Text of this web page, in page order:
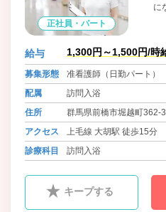
正社員・パート
に
給与 1,300円～1,500円/時
募集形態
准看護師（日勤パート）
配属
訪問入浴
住所
群馬県前橋市堀越町362-3
アクセス
上毛線 大胡駅 徒歩15分
診療科目
訪問入浴
キープする